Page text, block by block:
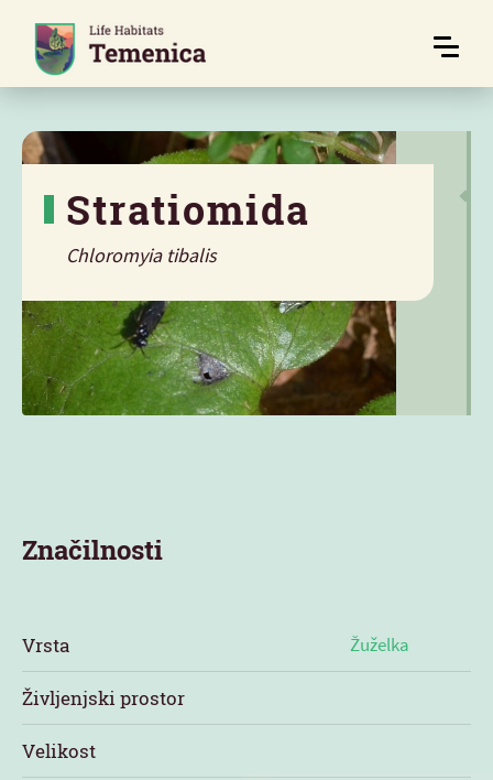
Stratiomida
Chloromyia tibalis
Značilnosti
Vrsta Žuželka
Življenjski prostor
Velikost